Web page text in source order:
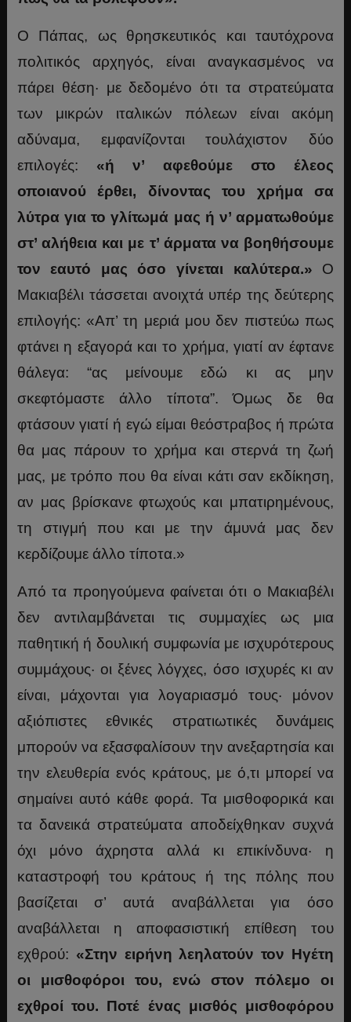
Ο Πάπας, ως θρησκευτικός και ταυτόχρονα
πολιτικός αρχηγός, είναι αναγκασμένος να
πάρει θέση· με δεδομένο ότι τα στρατεύματα
των μικρών ιταλικών πόλεων είναι ακόμη
αδύναμα, εμφανίζονται τουλάχιστον δύο
επιλογές: «ή ν’ αφεθούμε στο έλεος
οποιανού έρθει, δίνοντας του χρήμα σα
λύτρα για το γλίτωμά μας ή ν’ αρματωθούμε
στ’ αλήθεια και με τ’ άρματα να βοηθήσουμε
τον εαυτό μας όσο γίνεται καλύτερα.» Ο
Μακιαβέλι τάσσεται ανοιχτά υπέρ της δεύτερης
επιλογής: «Απ’ τη μεριά μου δεν πιστεύω πως
φτάνει η εξαγορά και το χρήμα, γιατί αν έφτανε
θάλεγα: “ας μείνουμε εδώ κι ας μην
σκεφτόμαστε άλλο τίποτα”. Όμως δε θα
φτάσουν γιατί ή εγώ είμαι θεόστραβος ή πρώτα
θα μας πάρουν το χρήμα και στερνά τη ζωή
μας, με τρόπο που θα είναι κάτι σαν εκδίκηση,
αν μας βρίσκανε φτωχούς και μπατιρημένους,
τη στιγμή που και με την άμυνά μας δεν
κερδίζουμε άλλο τίποτα.»
Από τα προηγούμενα φαίνεται ότι ο Μακιαβέλι
δεν αντιλαμβάνεται τις συμμαχίες ως μια
παθητική ή δουλική συμφωνία με ισχυρότερους
συμμάχους· οι ξένες λόγχες, όσο ισχυρές κι αν
είναι, μάχονται για λογαριασμό τους· μόνον
αξιόπιστες εθνικές στρατιωτικές δυνάμεις
μπορούν να εξασφαλίσουν την ανεξαρτησία και
την ελευθερία ενός κράτους, με ό,τι μπορεί να
σημαίνει αυτό κάθε φορά. Τα μισθοφορικά και
τα δανεικά στρατεύματα αποδείχθηκαν συχνά
όχι μόνο άχρηστα αλλά κι επικίνδυνα· η
καταστροφή του κράτους ή της πόλης που
βασίζεται σ’ αυτά αναβάλλεται για όσο
αναβάλλεται η αποφασιστική επίθεση του
εχθρού: «Στην ειρήνη λεηλατούν τον Ηγέτη
οι μισθοφόροι του, ενώ στον πόλεμο οι
εχθροί του. Ποτέ ένας μισθός μισθοφόρου